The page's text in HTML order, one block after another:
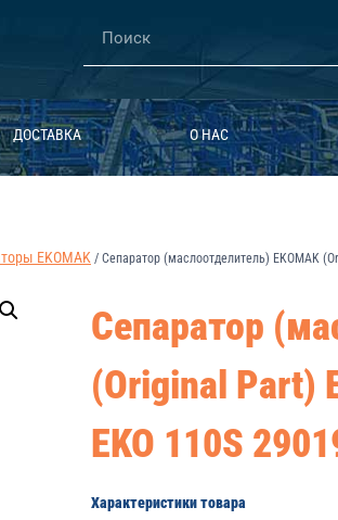
ДОСТАВКА О НАС
EKOMAK / Сепаратор (маслоотделитель) EKOMAK
Сепаратор
(Original Part)
EKO 110S
Характеристики товара